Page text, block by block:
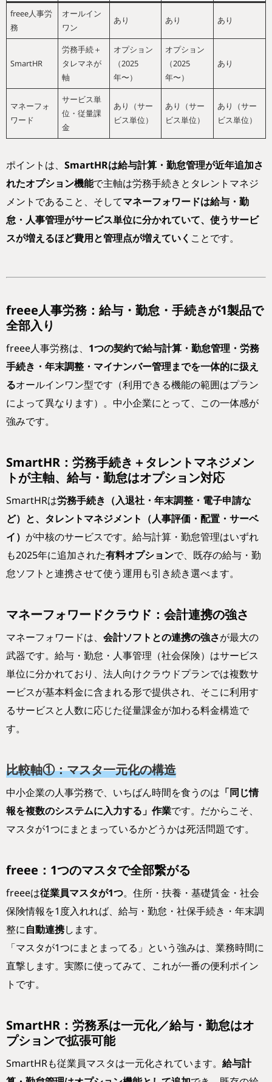
freee人事労
務
オールイン
ワン
あり あり あり
SmartHR
労務手続＋
タレマネが
軸
オプション
（2025
年〜）
オプション
（2025
年〜）
あり
マネーフォ
ワード
サービス単
位・従量課
金
あり（サー
ビス単位）
あり（サー
ビス単位）
あり（サー
ビス単位）
ポイントは、 SmartHRは給与計算・勤怠管理が近年追加さ
れたオプション機能で主軸は労務手続きとタレントマネジ
メントであること、そしてマネーフォワードは給与・勤
怠・人事管理がサービス単位に分かれていて、使うサービ
スが増えるほど費用と管理点が増えていく ことです。
freee人事労務：給与・勤怠・手続きが1製品で
全部入り
freee人事労務は、 1つの契約で給与計算・勤怠管理・労務
手続き・年末調整・マイナンバー管理までを一体的に扱え
るオールインワン型です（利用できる機能の範囲はプラン
によって異なります）。中小企業にとって、この一体感が
強みです。
SmartHR：労務手続き＋タレントマネジメン
トが主軸、給与・勤怠はオプション対応
SmartHRは労務手続き（入退社・年末調整・電子申請な
ど）と、タレントマネジメント（人事評価・配置・サーベ
イ） が中核のサービスです。給与計算・勤怠管理はいずれ
も2025年に追加された有料オプションで、既存の給与・勤
怠ソフトと連携させて使う運用も引き続き選べます。
マネーフォワードクラウド：会計連携の強さ
マネーフォワードは、 会計ソフトとの連携の強さが最大の
武器です。給与・勤怠・人事管理（社会保険）はサービス
単位に分かれており、法人向けクラウドプランでは複数サ
ービスが基本料金に含まれる形で提供され、そこに利用す
るサービスと人数に応じた従量課金が加わる料金構造で
す。
比較軸①：マスタ一元化の構造
中小企業の人事労務で、いちばん時間を食うのは 「同じ情
報を複数のシステムに入力する」作業です。だからこそ、
マスタが1つにまとまっているかどうかは死活問題です。
freee：1つのマスタで全部繋がる
freeeは従業員マスタが1つ。住所・扶養・基礎賃金・社会
保険情報を1度入れれば、給与・勤怠・社保手続き・年末調
整に自動連携します。
「マスタが1つにまとまってる」という強みは、業務時間に
直撃します。実際に使ってみて、これが一番の便利ポイン
トです。
SmartHR：労務系は一元化／給与・勤怠はオ
プションで拡張可能
SmartHRも従業員マスタは一元化されています。 給与計